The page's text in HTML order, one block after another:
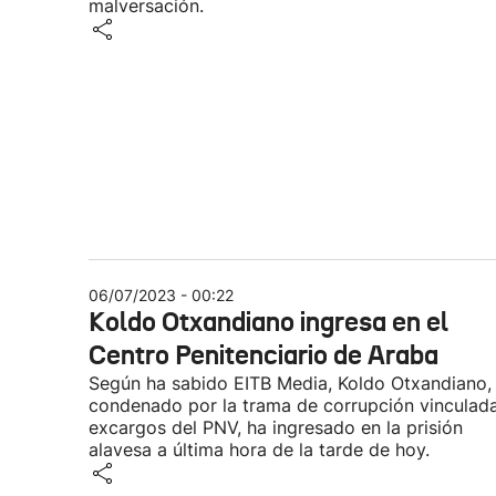
malversación.
06/07/2023 - 00:22
Koldo Otxandiano ingresa en el
Centro Penitenciario de Araba
Según ha sabido EITB Media, Koldo Otxandiano,
condenado por la trama de corrupción
excargos del PNV, ha ingresado en la prisión
alavesa a última hora de la tarde de hoy.